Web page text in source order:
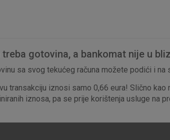
gotovina, a bankomat nije u
sa svog tekućeg računa možete podići i na
transakciju iznosi samo 0,66 eura! Slično
iznosa, pa se prije korištenja usluge na